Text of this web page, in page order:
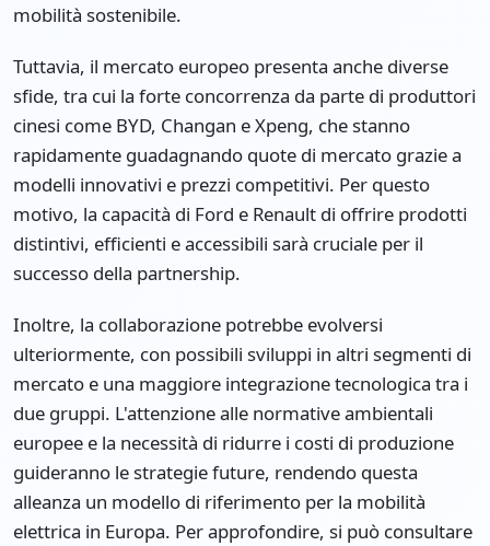
mobilità sostenibile.
Tuttavia, il mercato europeo presenta anche diverse
sfide, tra cui la forte concorrenza da parte di produttori
cinesi come BYD, Changan e Xpeng, che stanno
rapidamente guadagnando quote di mercato grazie a
modelli innovativi e prezzi competitivi. Per questo
motivo, la capacità di Ford e Renault di offrire prodotti
distintivi, efficienti e accessibili sarà cruciale per il
successo della partnership.
Inoltre, la collaborazione potrebbe evolversi
ulteriormente, con possibili sviluppi in altri segmenti di
mercato e una maggiore integrazione tecnologica tra i
due gruppi. L'attenzione alle normative ambientali
europee e la necessità di ridurre i costi di produzione
guideranno le strategie future, rendendo questa
alleanza un modello di riferimento per la mobilità
elettrica in Europa. Per approfondire, si può consultare